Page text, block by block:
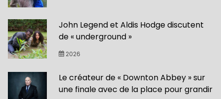
John Legend et Aldis Hodge discutent
de « underground »
2026
Le créateur de « Downton Abbey » sur
une finale avec de la place pour grandir